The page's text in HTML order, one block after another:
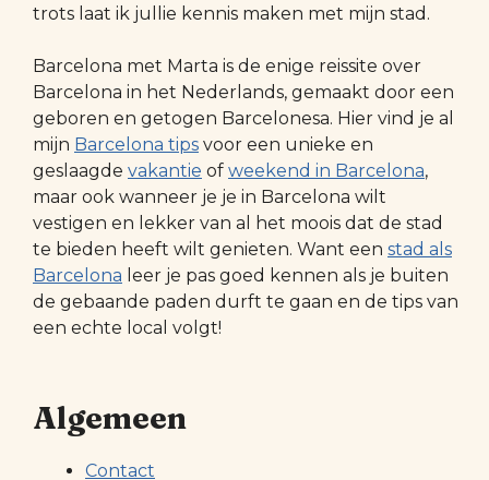
trots laat ik jullie kennis maken met mijn stad.
Barcelona met Marta is de enige reissite over
Barcelona in het Nederlands, gemaakt door een
geboren en getogen Barcelonesa. Hier vind je al
mijn Barcelona tips voor een unieke en
geslaagde vakantie of weekend in Barcelona,
maar ook wanneer je je in Barcelona wilt
vestigen en lekker van al het moois dat de stad
te bieden heeft wilt genieten. Want een stad als
Barcelona leer je pas goed kennen als je buiten
de gebaande paden durft te gaan en de tips van
een echte local volgt!
Algemeen
Contact